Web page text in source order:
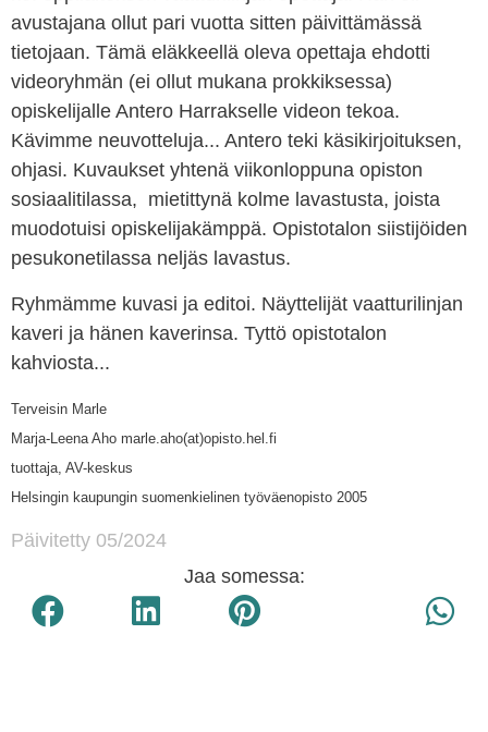
avustajana ollut pari vuotta sitten päivittämässä
tietojaan. Tämä eläkkeellä oleva opettaja ehdotti
videoryhmän (ei ollut mukana prokkiksessa)
opiskelijalle Antero Harrakselle videon tekoa.
Kävimme neuvotteluja... Antero teki käsikirjoituksen,
ohjasi. Kuvaukset yhtenä viikonloppuna opiston
sosiaalitilassa, mietittynä kolme lavastusta, joista
muodotuisi opiskelijakämppä. Opistotalon siistijöiden
pesukonetilassa neljäs lavastus.
Ryhmämme kuvasi ja editoi. Näyttelijät vaatturilinjan
kaveri ja hänen kaverinsa. Tyttö opistotalon
kahviosta...
Terveisin Marle
Marja-Leena Aho marle.aho(at)opisto.hel.fi
tuottaja, AV-keskus
Helsingin kaupungin suomenkielinen työväenopisto 2005
Päivitetty 05/2024
Jaa somessa: